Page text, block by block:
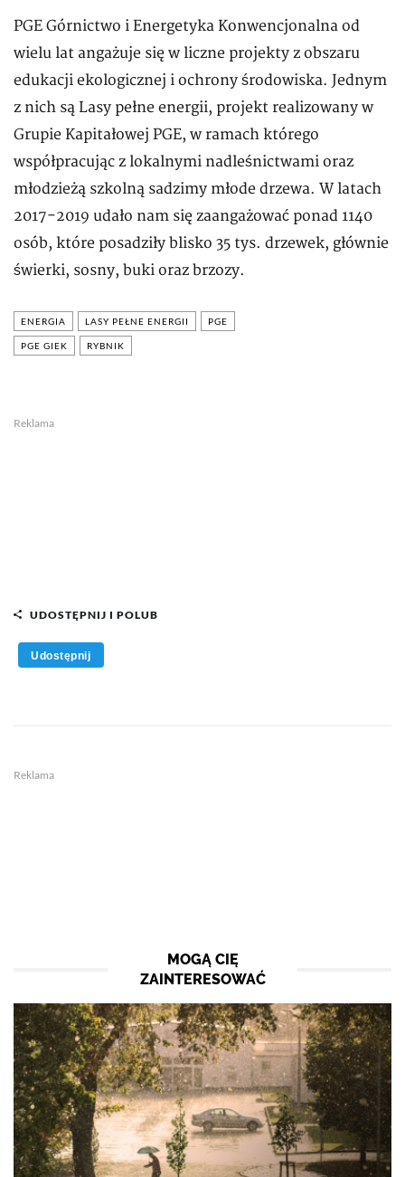
PGE Górnictwo i Energetyka Konwencjonalna od
wielu lat angażuje się w liczne projekty z obszaru
edukacji ekologicznej i ochrony środowiska. Jednym
z nich są Lasy pełne energii, projekt realizowany w
Grupie Kapitałowej PGE, w ramach którego
współpracując z lokalnymi nadleśnictwami oraz
młodzieżą szkolną sadzimy młode drzewa. W latach
2017-2019 udało nam się zaangażować ponad 1140
osób, które posadziły blisko 35 tys. drzewek, głównie
świerki, sosny, buki oraz brzozy.
ENERGIA LASY PEŁNE ENERGII PGE
PGE GIEK RYBNIK
Reklama
UDOSTĘPNIJ I POLUB
Udostępnij
Reklama
MOGĄ CIĘ
ZAINTERESOWAĆ